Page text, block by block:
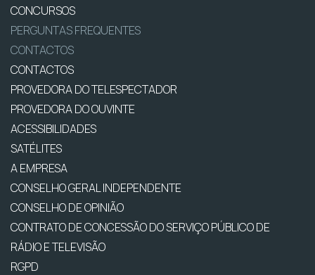
CONCURSOS
PERGUNTAS FREQUENTES
CONTACTOS
CONTACTOS
PROVEDORA DO TELESPECTADOR
PROVEDORA DO OUVINTE
ACESSIBILIDADES
SATÉLITES
A EMPRESA
CONSELHO GERAL INDEPENDENTE
CONSELHO DE OPINIÃO
CONTRATO DE CONCESSÃO DO SERVIÇO PÚBLICO DE
RÁDIO E TELEVISÃO
RGPD